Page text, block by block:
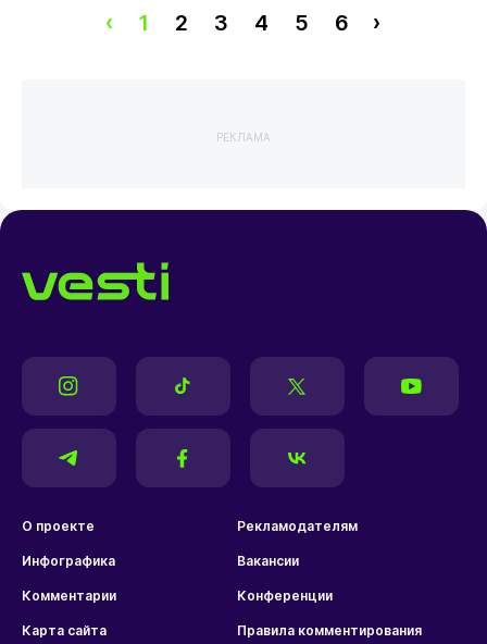
‹ 1 2 3 4 5 6 ›
РЕКЛАМА
О проекте Рекламодателям
Инфографика Вакансии
Комментарии Конференции
Карта сайта Правила комментирования